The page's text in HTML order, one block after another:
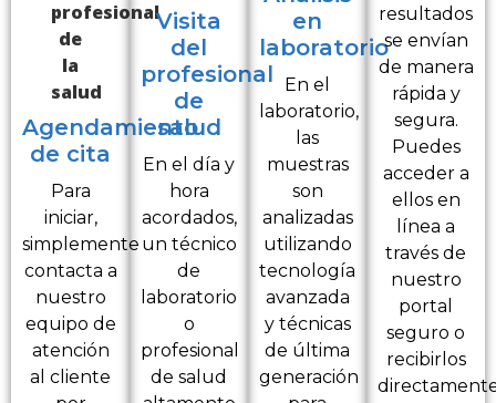
Agendamiento
de cita
Para
iniciar,
simplemente
contacta a
nuestro
equipo de
atención
al cliente
Visita
del
profesional
de
salud
En el día y
hora
acordados,
un técnico
de
laboratorio
o
profesional
de salud
en
laboratorio
En el
laboratorio,
las
muestras
son
analizadas
utilizando
tecnología
avanzada
y técnicas
de última
generación
resultados
se envían
de manera
rápida y
segura.
Puedes
acceder a
ellos en
línea a
través de
nuestro
portal
seguro o
recibirlos